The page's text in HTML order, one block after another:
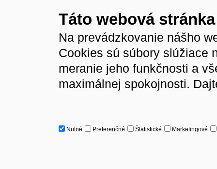
Táto webová
Na prevádzkovanie nášho
Cookies sú súbory slúžiace
meranie jeho funkčnosti a
maximálnej spokojnosti.
Nutné Preferenčné Štatistické Marketingové